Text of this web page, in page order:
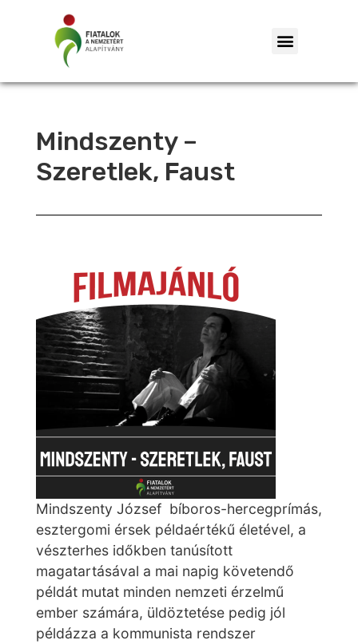
Mindszenty –
Szeretlek, Faust
Mindszenty József bíboros-hercegprímás,
esztergomi érsek példaértékű életével, a
vészterhes időkben tanúsított
magatartásával a mai napig követendő
példát mutat minden nemzeti érzelmű
ember számára, üldöztetése pedig jól
példázza a kommunista rendszer